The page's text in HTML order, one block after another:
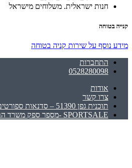
חנות ישראלית. משלוחים מישראל
קנייה בטוחה
מידע נוסף על שירות קניה בטוחה
התחברות
0528280098
אודות
צרו קשר
תוכנית גפן 51390 – סדנאות ספורטיביות, חינוך גופני ועבודת צוות
SPORTSALE -מספר ספק משרד הביטחון 0011041678